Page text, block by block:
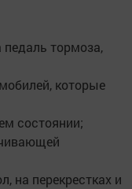
педаль тормоза,
которые
состоянии;
на перекрестках и